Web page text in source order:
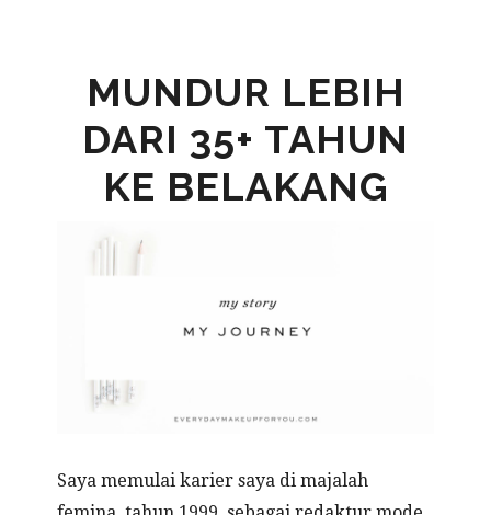
MUNDUR LEBIH
DARI 35+ TAHUN
KE BELAKANG
Saya memulai karier saya di majalah